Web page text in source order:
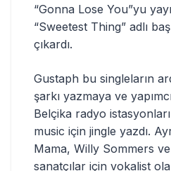
“Gonna Lose You”yu
“Sweetest Thing” adlı
çıkardı.
Gustaph bu singleların
şarkı yazmaya ve
Belçika radyo
music için jingle yazdı.
Mama, Willy Sommers ve
sanatçılar için vokalist